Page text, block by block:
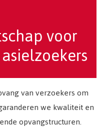
voor
van verzoekers om
we kwaliteit en
opvangstructuren.